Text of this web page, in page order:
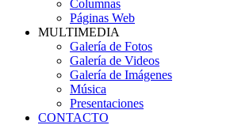
Columnas
Páginas Web
MULTIMEDIA
Galería de Fotos
Galería de Videos
Galería de Imágenes
Música
Presentaciones
CONTACTO